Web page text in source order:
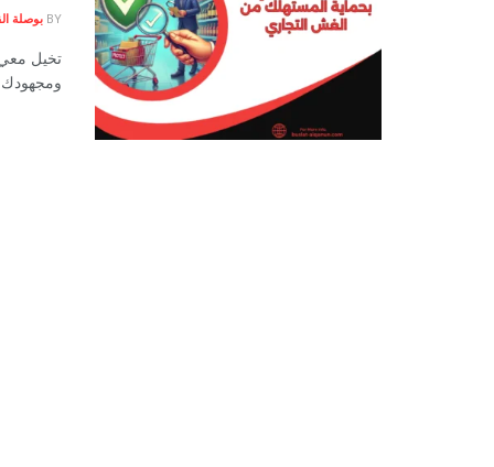
BY بوصلة
تخيل
ومجهودك